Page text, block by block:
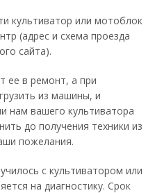
или мотоблок
(адрес и схема проезда
сайта).
в ремонт, а при
из машины, и
нам вашего культиватора
до получения техники из
пожелания.
с культиватором или
на диагностику. Срок